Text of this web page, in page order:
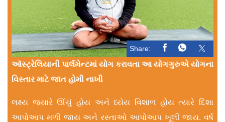
Share:
ઑસ્ટ્રેલિયાની પાર્લમેન્ટમાં યોગ કરાવતા આ યોગગુરુએ યોગના
વિસ્તાર માટે જાત હોમી નાખી
લક્ષ્ય જ્યારે ઊંચું હોય અને ધ્યેય વિશાળ હોય ત્યારે દિશા
આપોઆપ મળી જાય અને રસ્તાઓ આપોઆપ ખૂલી જાય. વર્ષ